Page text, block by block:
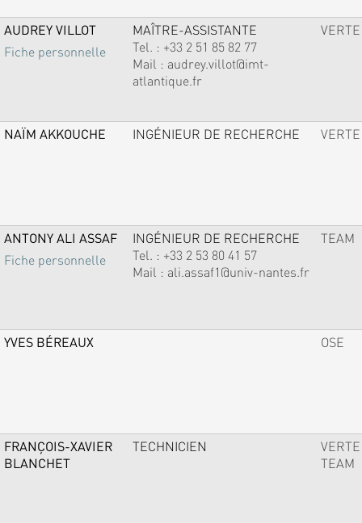
AUDREY VILLOT
Fiche personnelle
MAÎTRE-ASSISTANTE
Tel. : +33 2 51 85 82 77
Mail : audrey.villot@imt-
atlantique.fr
VERTE
NAÏM AKKOUCHE INGÉNIEUR DE RECHERCHE VERTE
ANTONY ALI ASSAF
Fiche personnelle
INGÉNIEUR DE RECHERCHE
Tel. : +33 2 53 80 41 57
Mail : ali.assaf1@univ-nantes.fr
TEAM
YVES BÉREAUX OSE
FRANÇOIS-XAVIER
BLANCHET
TECHNICIEN
VERTE
TEAM